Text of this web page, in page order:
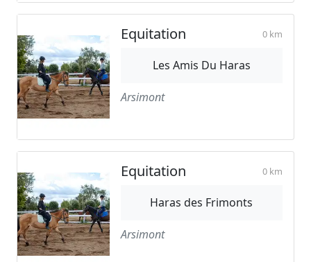
Equitation 0 km
Les Amis Du Haras
Arsimont
Equitation 0 km
Haras des Frimonts
Arsimont